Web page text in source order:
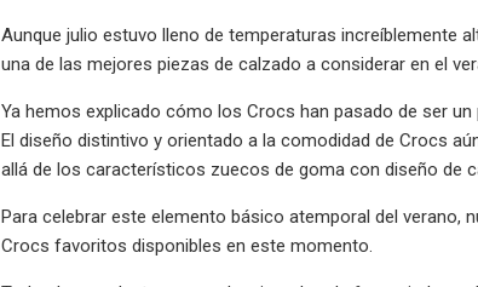
Aunque julio estuvo lleno de temperaturas increíblemente
una de las mejores piezas de calzado a considerar en el
Ya hemos explicado cómo los Crocs han pasado de ser
El diseño distintivo y orientado a la comodidad de Crocs
allá de los característicos zuecos de goma con diseño de
Para celebrar este elemento básico atemporal del verano,
Crocs favoritos disponibles en este momento.